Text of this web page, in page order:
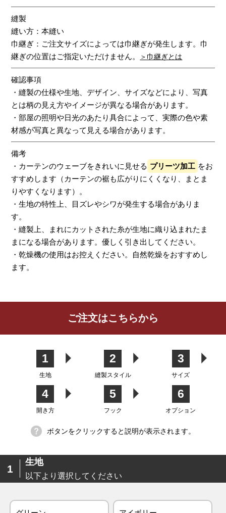
縫製
縫い方：本縫い
巾継ぎ：ご注文サイズによっては巾継ぎが発生します。巾
継ぎの位置はご指定いただけません。
＞巾継ぎとは
確認事項
・縫製の仕様や生地、デザイン、サイズなどにより、写真
とは柄の見え方やイメージが異なる場合があります。
・部屋の照明や日光のあたり具合によって、実際の色や素
材感が写真と異なって見える場合があります。
備考
・カーテンのウェーブをきれいに見せる プリーツ加工 をお
すすめします（カーテンの裾も広がりにくくなり、まとま
りやすくなります）。
・生地の特性上、目ズレやシワが発生する場合がありま
す。
・縫製上、まれにカットされた糸が生地に織り込まれたま
まになる場合があります。優しく引き出してください。
・乾燥機の使用はお控えください。自然乾燥をおすすめし
ます。
レビューを書く
カバー
テン
生地
ご注文はこちらから
1
生地
2
縫製スタイル
3
サイズ
4
開き方
5
フック
6
オプション
ボタンをクリックすると説明が表示されます。
1
生地
以下より選択してください